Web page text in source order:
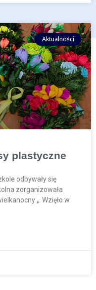
Aktualności
plastyczne
odbywały się
zorganizowała
„. Wzięło w